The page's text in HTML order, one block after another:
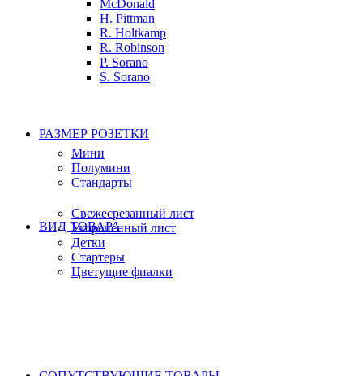
McDonald
H. Pittman
R. Holtkamp
R. Robinson
P. Sorano
S. Sorano
РАЗМЕР РОЗЕТКИ
Мини
Полумини
Стандарты
ВИД ТОВАРА
Свежесрезанный лист
Укорененный лист
Детки
Стартеры
Цветущие фиалки